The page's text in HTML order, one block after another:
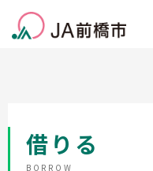
借りる
BORROW